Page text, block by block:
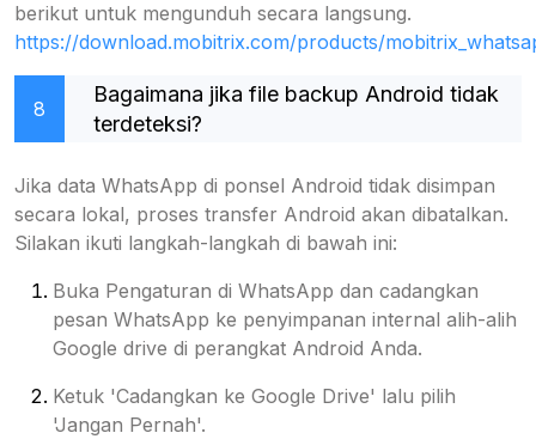
berikut untuk mengunduh secara langsung.
https://download.mobitrix.com/products/
8
Bagaimana jika file backup Android tidak
terdeteksi?
Jika data WhatsApp di ponsel Android tidak disimpan
secara lokal, proses transfer Android akan dibatalkan.
Silakan ikuti langkah-langkah di bawah ini:
Buka Pengaturan di WhatsApp dan cadangkan
pesan WhatsApp ke penyimpanan internal alih-alih
Google drive di perangkat Android Anda.
Ketuk 'Cadangkan ke Google Drive' lalu pilih
'Jangan Pernah'.